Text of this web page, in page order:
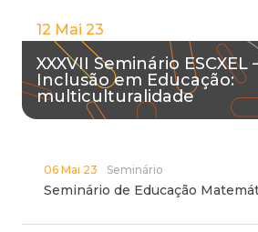
12 Mai 23
XXXVII Seminário ESCXEL
Inclusão em Educação:
multiculturalidade
06 Mai 23 Seminário
Seminário de Educação